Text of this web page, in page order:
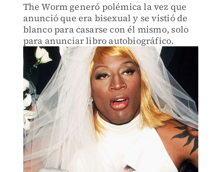
The Worm generó polémica la vez que
anunció que era bisexual y se vistió de
blanco para casarse con él mismo, solo
para anunciar libro autobiográfico.